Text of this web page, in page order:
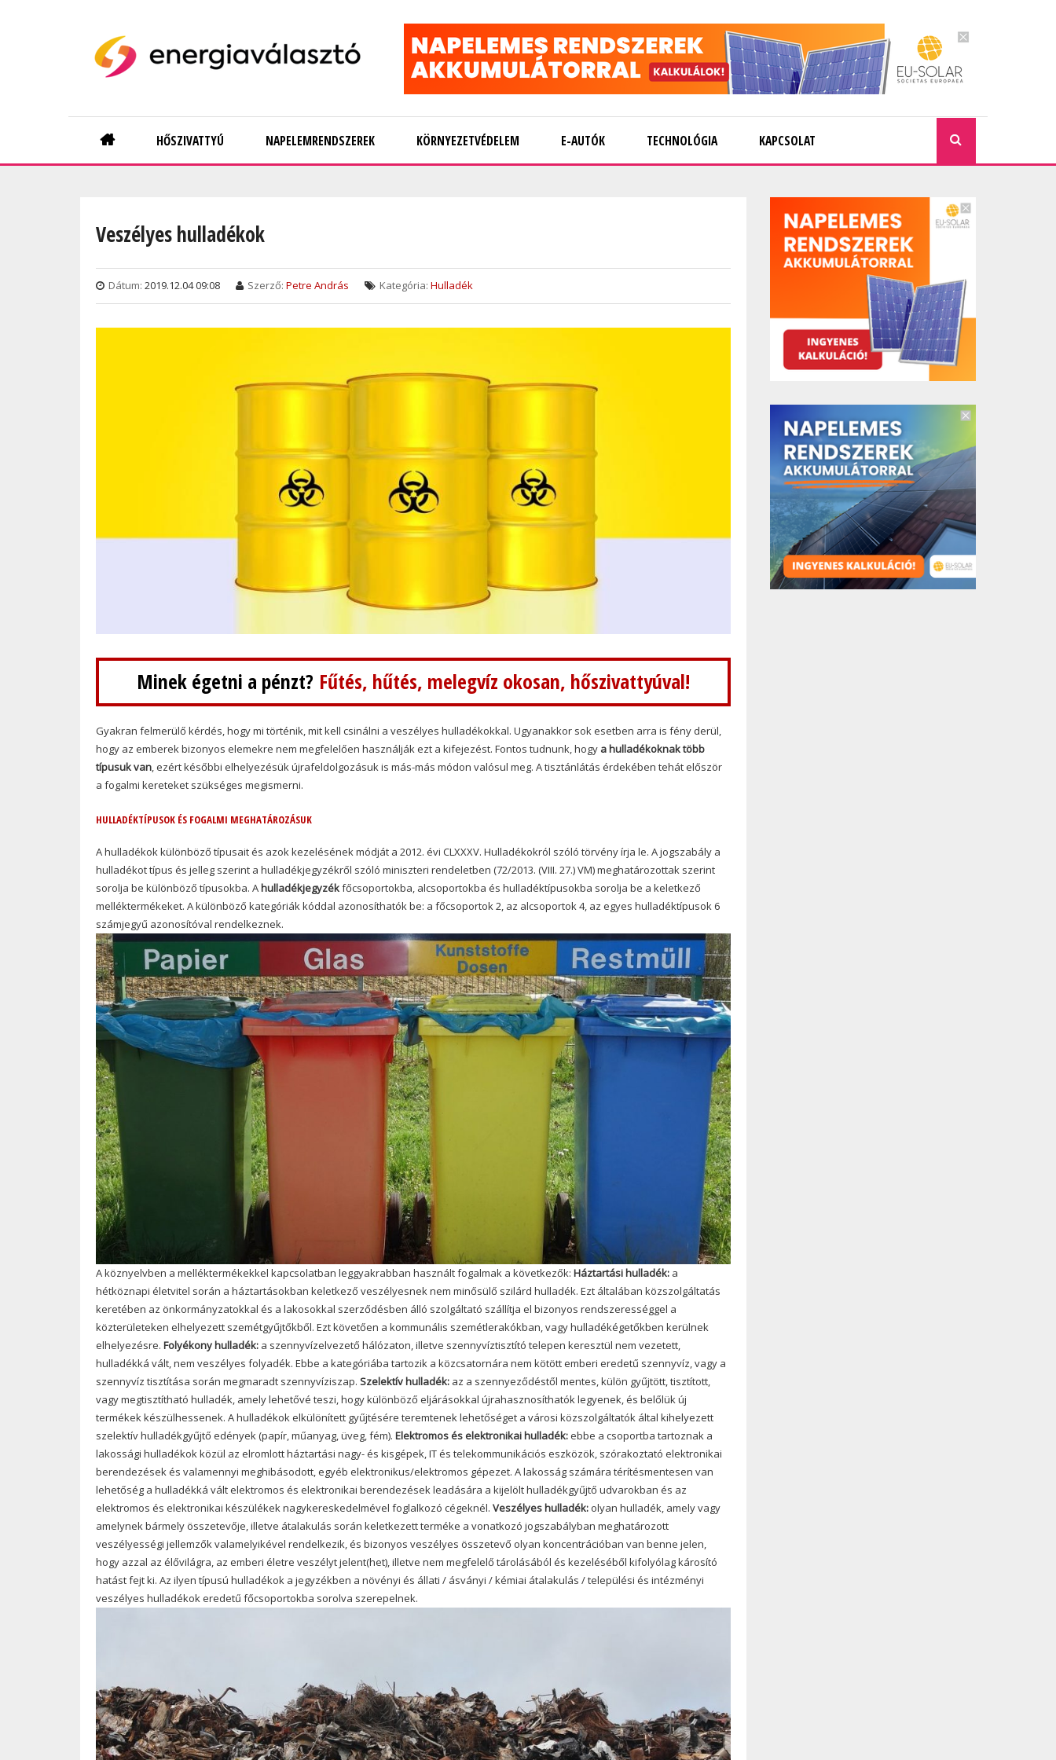
Main
navigation
HŐSZIVATTYÚ NAPELEMRENDSZEREK KÖRNYEZETVÉDELEM E-AUTÓK TECHNOLÓGIA KAPCSOLAT
Veszélyes hulladékok
Dátum: 2019.12.04 09:08 Szerző: Petre András Kategória: Hulladék
Minek égetni a pénzt? Fűtés, hűtés, melegvíz okosan, hőszivattyúval!
Gyakran felmerülő kérdés, hogy mi történik, mit kell csinálni a veszélyes hulladékokkal. Ugyanakkor sok esetben arra is fény derül,
hogy az emberek bizonyos elemekre nem megfelelően használják ezt a kifejezést. Fontos tudnunk, hogy a hulladékoknak több
típusuk van , ezért későbbi elhelyezésük újrafeldolgozásuk is más-más módon valósul meg. A tisztánlátás érdekében tehát először
a fogalmi kereteket szükséges megismerni.
HULLADÉKTÍPUSOK ÉS FOGALMI MEGHATÁROZÁSUK
A hulladékok különböző típusait és azok kezelésének módját a 2012. évi CLXXXV. Hulladékokról szóló törvény írja le. A jogszabály a
hulladékot típus és jelleg szerint a hulladékjegyzékről szóló miniszteri rendeletben (72/2013. (VIII. 27.) VM) meghatározottak szerint
sorolja be különböző típusokba. Ahulladékjegyzékfőcsoportokba, alcsoportokba és hulladéktípusokba sorolja be a keletkező
melléktermékeket. A különböző kategóriák kóddal azonosíthatók be: a főcsoportok 2, az alcsoportok 4, az egyes hulladéktípusok 6
számjegyű azonosítóval rendelkeznek.
A köznyelvben a melléktermékekkel kapcsolatban leggyakrabban használt fogalmak a következők: Háztartási hulladék: a
hétköznapi életvitel során a háztartásokban keletkező veszélyesnek nem minősülő szilárd hulladék. Ezt általában közszolgáltatás
keretében az önkormányzatokkal és a lakosokkal szerződésben álló szolgáltató szállítja el bizonyos rendszerességgel a
közterületeken elhelyezett szemétgyűjtőkből. Ezt követően a kommunális szemétlerakókban, vagy hulladékégetőkben kerülnek
elhelyezésre. Folyékony hulladék: a szennyvízelvezető hálózaton, illetve szennyvíztisztító telepen keresztül nem vezetett,
hulladékká vált, nem veszélyes folyadék. Ebbe a kategóriába tartozik a közcsatornára nem kötött emberi eredetű szennyvíz, vagy a
szennyvíz tisztítása során megmaradt szennyvíziszap. Szelektív hulladék: az a szennyeződéstől mentes, külön gyűjtött, tisztított,
vagy megtisztítható hulladék, amely lehetővé teszi, hogy különböző eljárásokkal újrahasznosíthatók legyenek, és belőlük új
termékek készülhessenek. A hulladékok elkülönített gyűjtésére teremtenek lehetőséget a városi közszolgáltatók által kihelyezett
szelektív hulladékgyűjtő edények (papír, műanyag, üveg, fém). Elektromos és elektronikai hulladék:ebbe a csoportba tartoznak a
lakossági hulladékok közül az elromlott háztartási nagy- és kisgépek, IT és telekommunikációs eszközök, szórakoztató elektronikai
berendezések és valamennyi meghibásodott, egyéb elektronikus/elektromos gépezet. A lakosság számára térítésmentesen van
lehetőség a hulladékká vált elektromos és elektronikai berendezések leadására a kijelölt hulladékgyűjtő udvarokban és az
elektromos és elektronikai készülékek nagykereskedelmével foglalkozó cégeknél. Veszélyes hulladék: olyan hulladék, amely vagy
amelynek bármely összetevője, illetve átalakulás során keletkezett terméke a vonatkozó jogszabályban meghatározott
veszélyességi jellemzők valamelyikével rendelkezik, és bizonyos veszélyes összetevő olyan koncentrációban van benne jelen,
hogy azzal az élővilágra, az emberi életre veszélyt jelent(het), illetve nem megfelelő tárolásából és kezeléséből kifolyólag károsító
hatást fejt ki. Az ilyen típusú hulladékok a jegyzékben a növényi és állati / ásványi / kémiai átalakulás / települési és intézményi
veszélyes hulladékok eredetű főcsoportokba sorolva szerepelnek.